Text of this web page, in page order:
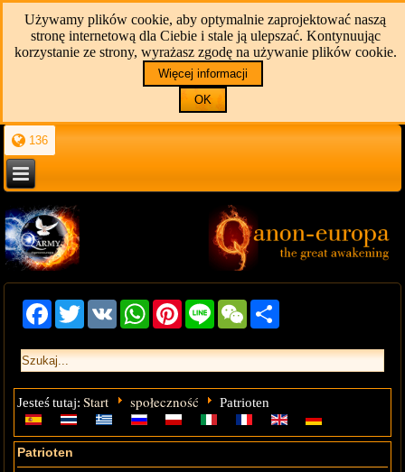
Używamy plików cookie, aby optymalnie zaprojektować naszą
stronę internetową dla Ciebie i stale ją ulepszać. Kontynuując
korzystanie ze strony, wyrażasz zgodę na używanie plików cookie.
Więcej informacji
OK
136
Facebook
Twitter VK WhatsAppPinterestLine WeChat
Jesteś tutaj:Start społeczność Patrioten
Patrioten